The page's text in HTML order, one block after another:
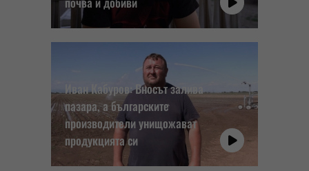
Иван Кабуров: Вносът залива
пазара, а българските
производители унищожават
продукцията си